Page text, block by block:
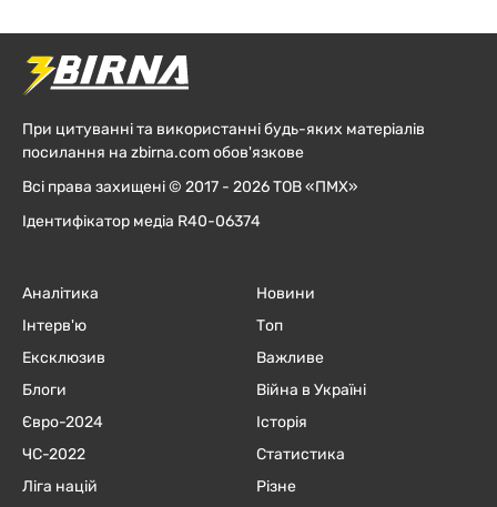
При цитуванні та використанні будь-яких матеріалів
посилання на zbirna.com обов'язкове
Всі права захищені © 2017 - 2026 ТОВ «ПМХ»
Ідентифікатор медіа R40-06374
Аналітика
Інтерв'ю
Ексклюзив
Блоги
Євро-2024
ЧC-2022
Ліга націй
Новини
Топ
Важливе
Війна в Україні
Історія
Статистика
Різне